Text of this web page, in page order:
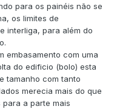
para os painéis não se
os limites de
interliga, para além do
embasamento com uma
do edificio (bolo) esta
tamanho com tanto
merecia mais do que
a parte mais